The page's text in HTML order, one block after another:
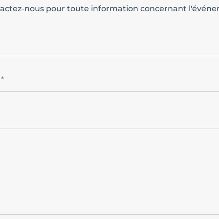
nous pour toute information concernant